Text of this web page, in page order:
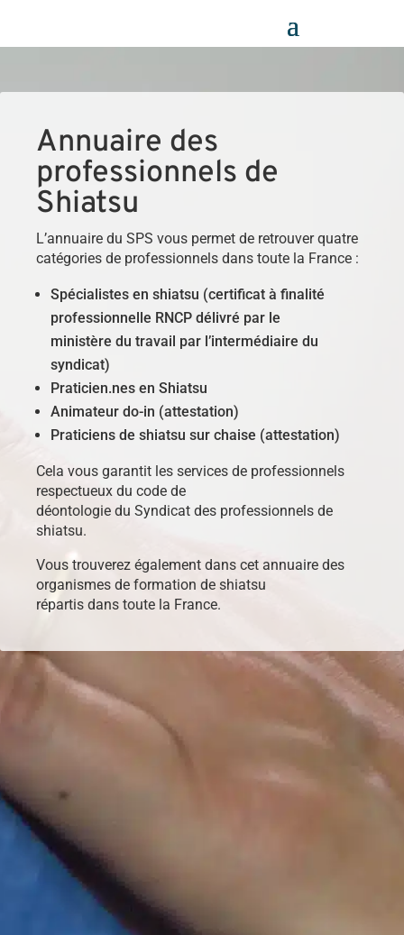
Annuaire des
professionnels de
Shiatsu
L’annuaire du SPS vous permet de retrouver quatre
catégories de professionnels dans toute la France :
Spécialistes en shiatsu (certificat à finalité
professionnelle RNCP délivré par le
ministère du travail par l’intermédiaire du
syndicat)
Praticien.nes en Shiatsu
Animateur do-in (attestation)
Praticiens de shiatsu sur chaise (attestation)
Cela vous garantit les services de professionnels
respectueux du code de
déontologie du Syndicat des professionnels de
shiatsu.
Vous trouverez également dans cet annuaire des
organismes de formation de shiatsu
répartis dans toute la France.